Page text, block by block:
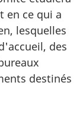
en ce qui a
lesquelles
des
destinés